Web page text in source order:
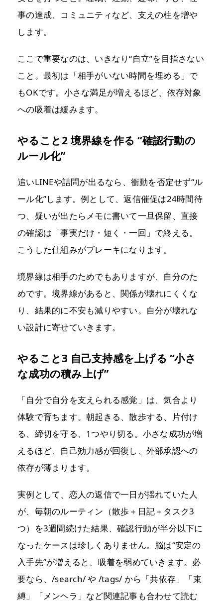
事の達成、コミュニティなど、支えの柱を増や
します。
ここで重要なのは、いきなり“自立”を目指さない
こと。最初は「相手がいない時間を埋める」で
もOKです。小さな満足が増えるほど、依存対象
への吸着は緩みます。
やること2 境界線を作る “確認行動の
ルール化”
追いLINEや詰問が出るなら、衝動を否定せず“ル
ール化”します。例として、返信催促は24時間待
つ、疑いが出たらメモに書いて一旦保留、直接
の確認は「事実だけ・短く・一回」で終える。
こうした仕組みがブレーキになります。
境界線は相手のためでもありますが、自分のた
めです。境界線があると、関係が壊れにくくな
り、結果的に不安も減りやすい。自分が壊れな
い設計に寄せていきます。
やること3 自己支持感を上げる “小さ
な成功の積み上げ”
「自分で自分を支えられる感覚」は、気合より
体験で育ちます。朝起きる、散歩する、片付け
る、締切を守る、1つやり切る。小さな成功が増
えるほど、自己効力感が回復し、外部承認への
依存が薄まります。
実例として、恋人の返信で一日が揺れていた人
が、毎朝のルーティン（散歩＋日記＋タスク3
つ）を3週間続けた結果、確認行動が半分以下に
なったケースは珍しくありません。脳は“安定の
入手先”が増えると、吸着を弱めていきます。必
要なら、/search/ や /tags/ から「共依存」「束
縛」「メンヘラ」など関連記事も合わせて読む